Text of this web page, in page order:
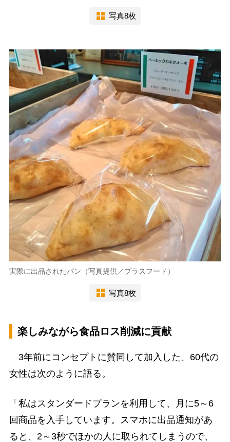
写真8枚
実際に出品されたパン（写真提供／プラスフード）
写真8枚
楽しみながら食品ロス削減に貢献
3年前にコンセプトに賛同して加入した、60代の
女性は次のように語る。
「私はスタンダードプランを利用して、月に5～6
回商品を入手しています。スマホに出品通知があ
ると、2～3秒でほかの人に取られてしまうので、